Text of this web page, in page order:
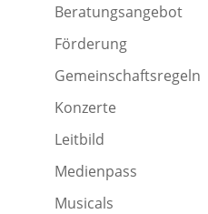
Beratungsangebot
Förderung
Gemeinschaftsregeln
Konzerte
Leitbild
Medienpass
Musicals